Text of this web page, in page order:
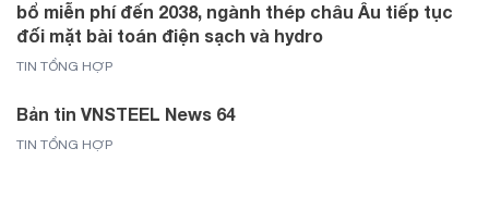
bổ miễn phí đến 2038, ngành thép châu Âu tiếp tục
đối mặt bài toán điện sạch và hydro
TIN TỔNG HỢP
Bản tin VNSTEEL News 64
TIN TỔNG HỢP